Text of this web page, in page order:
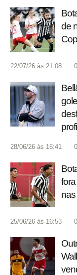
de
22/07/26 às 21:08 0
28/06/26 às 16:41 0
25/06/26 às 16:53 0